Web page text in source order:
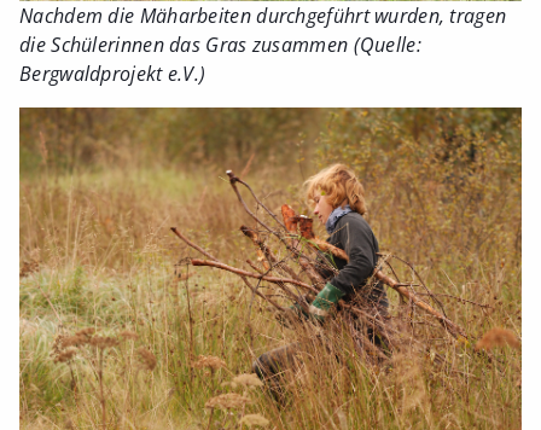
Nachdem die Mäharbeiten durchgeführt wurden, tragen
die Schülerinnen das Gras zusammen (Quelle:
Bergwaldprojekt e.V.)